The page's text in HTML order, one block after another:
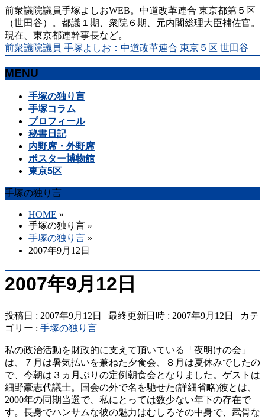
前衆議院議員手塚よしおWEB。中道改革連合 東京都第５区
（世田谷）。都議１期、衆院６期、元内閣総理大臣補佐官。
現在、東京都連幹事長など。
前衆議院議員 手塚よしお：中道改革連合 東京５区 世田谷
MENU
手塚の独り言
手塚コラム
プロフィール
秘書日記
内野席・外野席
ポスター博物館
東京5区
手塚の独り言
HOME »
手塚の独り言 »
手塚の独り言 »
2007年9月12日
2007年9月12日
投稿日 : 2007年9月12日 最終更新日時 : 2007年9月12日
カテ
ゴリー : 手塚の独り言
私の政治活動を財政的に支えて頂いている「夜明けの会」
は、７月は暑気払いを兼ねた夕食会、８月は夏休みでしたの
で、今朝は３ヵ月ぶりの定例朝食会となりました。ゲストは
細野豪志代議士。国会の外で名を馳せた(詳細省略)彼とは、
2000年の同期当選で、私にとっては数少ない年下の存在で
す。長身でハンサムな彼の魅力はむしろその中身で、武骨な